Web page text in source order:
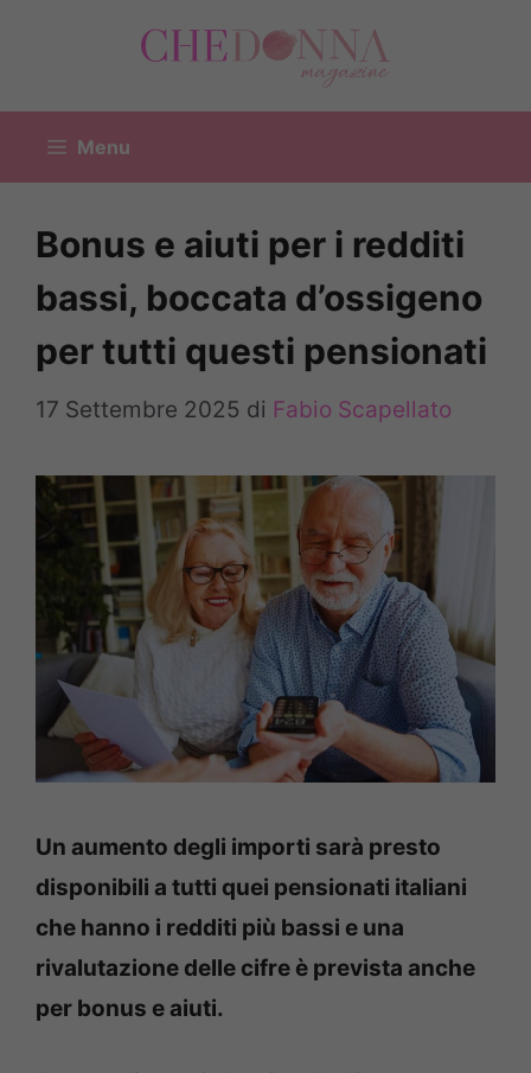
Menu
Bonus e aiuti per i redditi
bassi, boccata d’ossigeno
per tutti questi pensionati
17 Settembre 2025 di Fabio Scapellato
Un aumento degli importi sarà presto
disponibili a tutti quei pensionati italiani
che hanno i redditi più bassi e una
rivalutazione delle cifre è prevista anche
per bonus e aiuti.